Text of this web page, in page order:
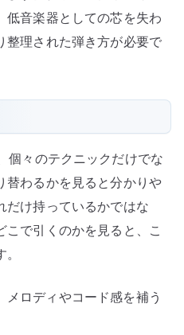
低音楽器としての芯を失わ
整理された弾き方が必要で
個々のテクニックだけでな
替わるかを見ると分かりや
だけ持っているかではな
こで引くのかを見ると、こ
ロディやコード感を補う